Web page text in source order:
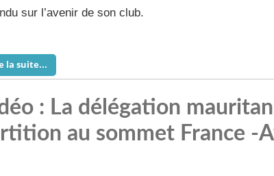
sur l’avenir de son club.
la suite...
: La délégation
au sommet France -